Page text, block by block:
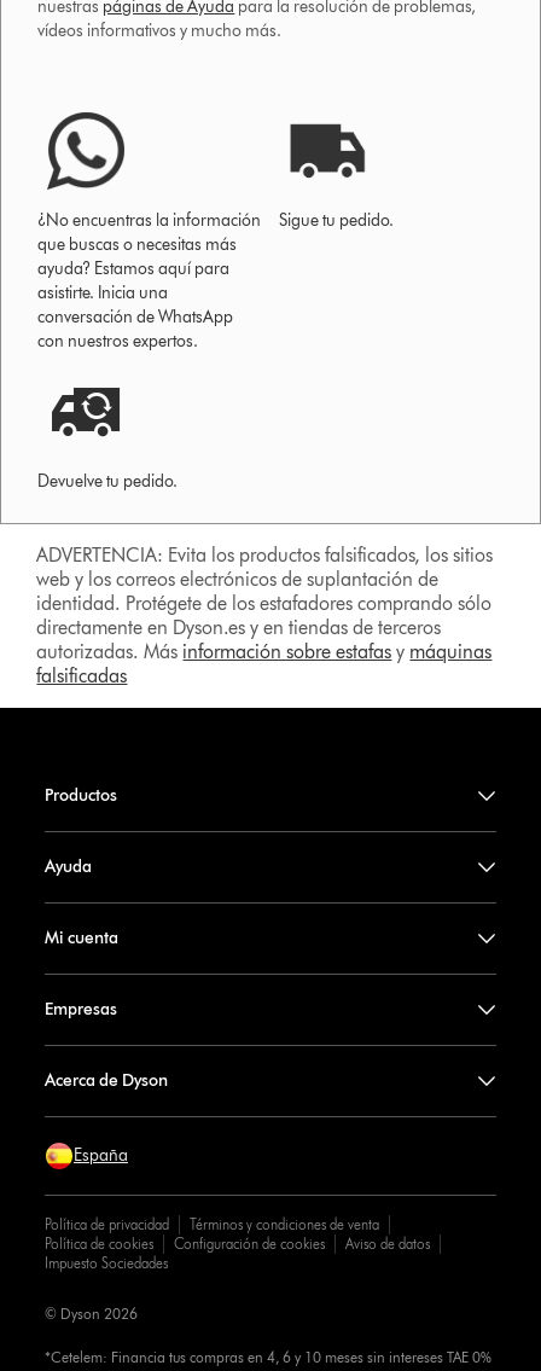
nuestras páginas de Ayuda para la resolución de problemas,
vídeos informativos y mucho más.
¿No encuentras la información
que buscas o necesitas más
ayuda? Estamos aquí para
asistirte. Inicia una
conversación de WhatsApp
con nuestros expertos.
Sigue tu pedido.
Devuelve tu pedido.
ADVERTENCIA: Evita los productos falsificados, los sitios
web y los correos electrónicos de suplantación de
identidad. Protégete de los estafadores comprando sólo
directamente en Dyson.es y en tiendas de terceros
autorizadas. Más información sobre estafas y máquinas
falsificadas
Productos
Ayuda
Mi cuenta
Empresas
Acerca de Dyson
España
Política de privacidad
Términos y condiciones de venta
Política de cookies
Configuración de cookies
Aviso de datos
Impuesto Sociedades
*Cetelem: Financia tus compras en 4, 6 y 10 meses sin intereses TAE 0%
© Dyson 2026